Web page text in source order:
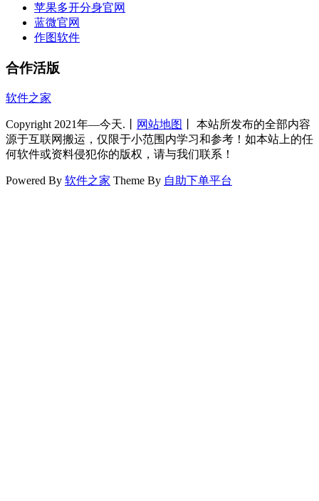
苹果多开分身官网
蓝微官网
作图软件
合作活版
软件之家
Copyright 2021年—今天.丨 网站地图
丨 本站所发布的全部内容
源于互联网搬运，仅限于小范围内学习和参考！如本站上的任
何软件或资料侵犯你的版权，请与我们联系！
Powered By 软件之家 Theme By 自助下单平台